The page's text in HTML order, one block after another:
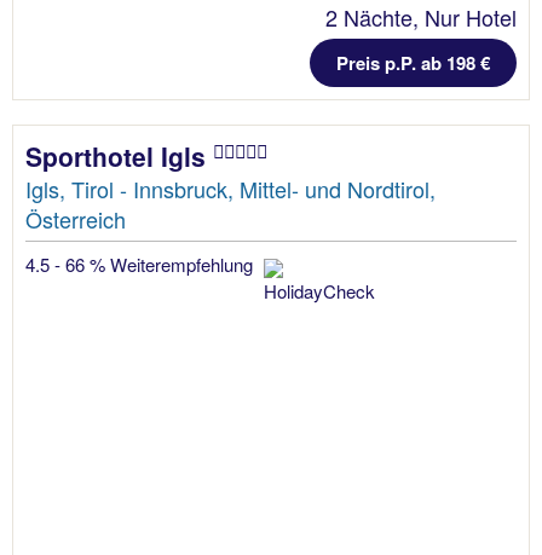
2 Nächte, Nur Hotel
Preis p.P. ab 198 €
Sporthotel Igls
Igls, Tirol - Innsbruck, Mittel- und Nordtirol,
Österreich
4.5 - 66 % Weiterempfehlung